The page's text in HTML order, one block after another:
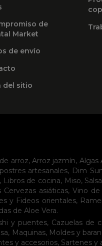
de
Market
de envío
del sitio
arroz, Arroz jazmín, Algas
artesanales, Dim
Libros de cocina, Miso,
Cervezas asiáticas, Vino de
y Fideos orientales,
de Aloe Vera.
y puentes, Cazuelas de
, Maquinas, Moldes y
y accesorios, Sartenes y